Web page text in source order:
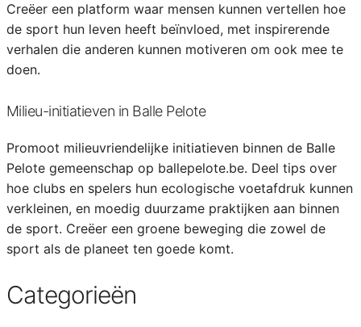
Creëer een platform waar mensen kunnen vertellen hoe
de sport hun leven heeft beïnvloed, met inspirerende
verhalen die anderen kunnen motiveren om ook mee te
doen.
Milieu-initiatieven in Balle Pelote
Promoot milieuvriendelijke initiatieven binnen de Balle
Pelote gemeenschap op ballepelote.be. Deel tips over
hoe clubs en spelers hun ecologische voetafdruk kunnen
verkleinen, en moedig duurzame praktijken aan binnen
de sport. Creëer een groene beweging die zowel de
sport als de planeet ten goede komt.
Categorieën